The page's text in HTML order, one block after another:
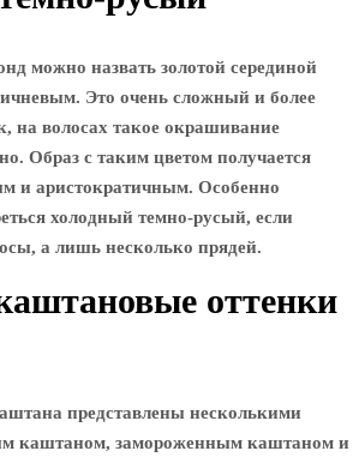
можно назвать золотой серединой
Это очень сложный и более
на волосах такое окрашивание
Образ с таким цветом получается
и аристократичным. Особенно
холодный темно-русый, если
а лишь несколько прядей.
оттенки
представлены несколькими
каштаном, замороженным каштаном и